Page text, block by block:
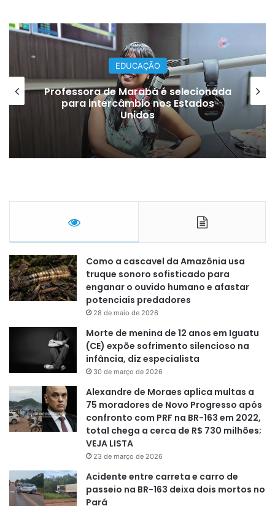
EDUCAÇÃO
Professora de Marabá é selecionada
para intercâmbio nos Estados
Unidos
Como a cascavel da Amazônia usa
truque sonoro sofisticado para
enganar o ouvido humano e afastar
potenciais predadores
28 de maio de 2026
Morte de menina de 12 anos em Iguatu
(CE) expõe sofrimento silencioso na
infância, diz especialista
30 de março de 2026
Alexandre de Moraes aplica multas a
75 moradores de Novo Progresso após
confronto com PRF na BR-163 em 2022,
total chega a cerca de R$ 730 milhões;
VEJA LISTA
23 de março de 2026
Acidente entre carreta e carro de
passeio na BR-163 deixa dois mortos no
Pará